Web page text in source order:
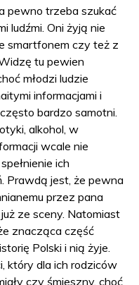
pewno trzeba szukać
ludźmi. Oni żyją nie
smartfonem czy też z
tu pewien
młodzi ludzie
informacjami i
bardzo samotni.
alkohol, w
wcale nie
ich
Prawdą jest, że pewna
przez pana
ze sceny. Natomiast
znacząca część
Polski i nią żyje.
który dla ich rodziców
czy śmieszny, choć